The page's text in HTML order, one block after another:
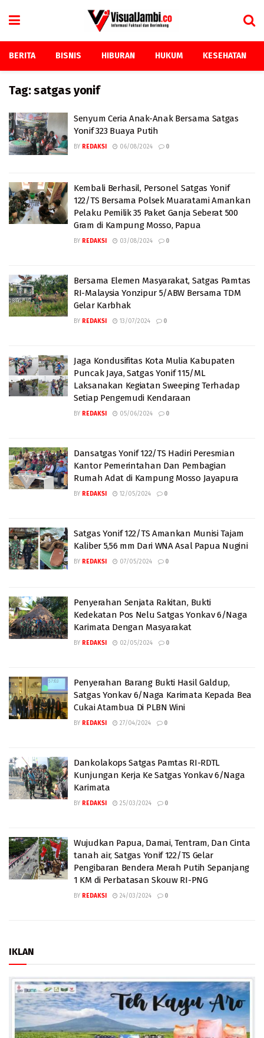
BERITA BISNIS HIBURAN HUKUM KESEHATAN
Tag:satgas yonif
Senyum Ceria Anak-Anak Bersama Satgas
Yonif 323 Buaya Putih
BY REDAKSI 06/08/2024 0
Kembali Berhasil, Personel Satgas Yonif
122/TS Bersama Polsek Muaratami Amankan
Pelaku Pemilik 35 Paket Ganja Seberat 500
Gram di Kampung Mosso, Papua
BY REDAKSI 03/08/2024 0
Bersama Elemen Masyarakat, Satgas Pamtas
RI-Malaysia Yonzipur 5/ABW Bersama TDM
Gelar Karbhak
BY REDAKSI 13/07/2024 0
Jaga Kondusifitas Kota Mulia Kabupaten
Puncak Jaya, Satgas Yonif 115/ML
Laksanakan Kegiatan Sweeping Terhadap
Setiap Pengemudi Kendaraan
BY REDAKSI 05/06/2024 0
Dansatgas Yonif 122/TS Hadiri Peresmian
Kantor Pemerintahan Dan Pembagian
Rumah Adat di Kampung Mosso Jayapura
BY REDAKSI 12/05/2024 0
Satgas Yonif 122/TS Amankan Munisi Tajam
Kaliber 5,56 mm Dari WNA Asal Papua Nugini
BY REDAKSI 07/05/2024 0
Penyerahan Senjata Rakitan, Bukti
Kedekatan Pos Nelu Satgas Yonkav 6/Naga
Karimata Dengan Masyarakat
BY REDAKSI 02/05/2024 0
Penyerahan Barang Bukti Hasil Galdup,
Satgas Yonkav 6/Naga Karimata Kepada Bea
Cukai Atambua Di PLBN Wini
BY REDAKSI 27/04/2024 0
Dankolakops Satgas Pamtas RI-RDTL
Kunjungan Kerja Ke Satgas Yonkav 6/Naga
Karimata
BY REDAKSI 25/03/2024 0
Wujudkan Papua, Damai, Tentram, Dan Cinta
tanah air, Satgas Yonif 122/TS Gelar
Pengibaran Bendera Merah Putih Sepanjang
1 KM di Perbatasan Skouw RI-PNG
BY REDAKSI 24/03/2024 0
IKLAN